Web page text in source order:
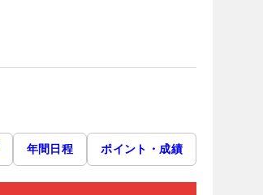
年間日程 ポイント・成績